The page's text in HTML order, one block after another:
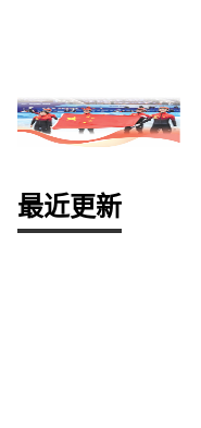
最近更新